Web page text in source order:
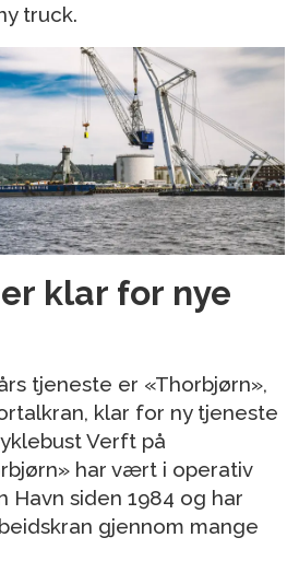
truck.
klar for nye
tjeneste er «Thorbjørn»,
klar for ny tjeneste
Verft på
har vært i operativ
Havn siden 1984 og har
gjennom mange